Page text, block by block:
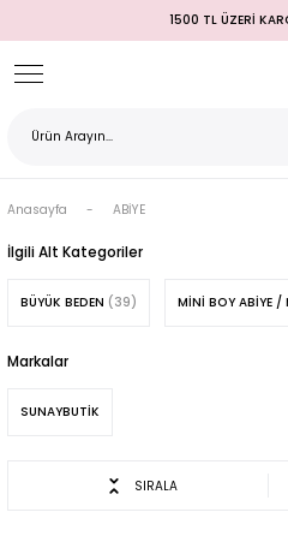
1500 TL ÜZERİ
Geri Dön
Geri Dön
Geri Dön
Geri Dön
Geri Dön
Geri Dön
Geri Dön
Anasayfa ABİYE
İlgili Alt Kategoriler
BÜYÜK BEDEN (39) MİNİ BOY ABİYE /
Markalar
SUNAYBUTİK
SIRALA